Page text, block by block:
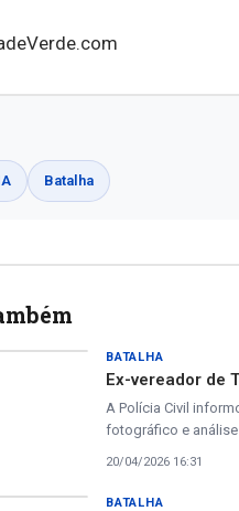
Batalha
BATALHA
Ex-vereador de
A Polícia Civil
fotográfico e análise
20/04/2026 16:31
BATALHA